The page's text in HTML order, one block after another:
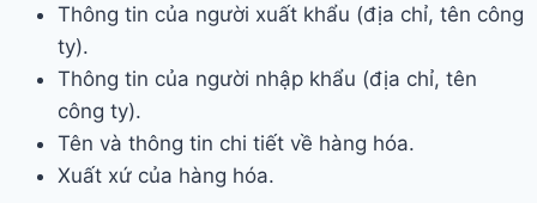
Thông tin của người xuất khẩu (địa chỉ, tên công
ty).
Thông tin của người nhập khẩu (địa chỉ, tên
công ty).
Tên và thông tin chi tiết về hàng hóa.
Xuất xứ của hàng hóa.